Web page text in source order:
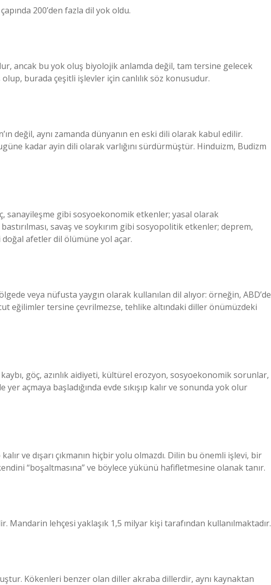
200’den fazla dil yok oldu.
ancak bu yok oluş biyolojik anlamda değil, tam tersine gelecek
burada çeşitli işlevler için canlılık söz konusudur.
değil, aynı zamanda dünyanın en eski dili olarak kabul edilir.
kadar ayin dili olarak varlığını sürdürmüştür. Hinduizm, Budizm
sanayileşme gibi sosyoekonomik etkenler; yasal olarak
savaş ve soykırım gibi sosyopolitik etkenler; deprem,
afetler dil ölümüne yol açar.
veya nüfusta yaygın olarak kullanılan dil alıyor: örneğin, ABD’de
eğilimler tersine çevrilmezse, tehlike altındaki diller önümüzdeki
göç, azınlık aidiyeti, kültürel erozyon, sosyoekonomik sorunlar,
açmaya başladığında evde sıkışıp kalır ve sonunda yok olur
ve dışarı çıkmanın hiçbir yolu olmazdı. Dilin bu önemli işlevi, bir
“boşaltmasına” ve böylece yükünü hafifletmesine olanak tanır.
Mandarin lehçesi yaklaşık 1,5 milyar kişi tarafından kullanılmaktadır.
Kökenleri benzer olan diller akraba dillerdir, aynı kaynaktan